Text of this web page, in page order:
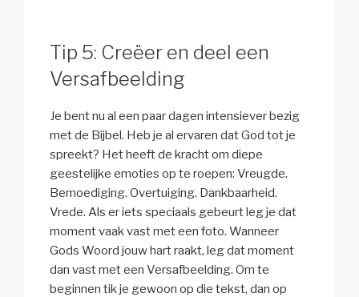
Tip 5: Creëer en deel een
Versafbeelding
Je bent nu al een paar dagen intensiever bezig
met de Bijbel. Heb je al ervaren dat God tot je
spreekt? Het heeft de kracht om diepe
geestelijke emoties op te roepen: Vreugde.
Bemoediging. Overtuiging. Dankbaarheid.
Vrede. Als er iets speciaals gebeurt leg je dat
moment vaak vast met een foto. Wanneer
Gods Woord jouw hart raakt, leg dat moment
dan vast met een Versafbeelding. Om te
beginnen tik je gewoon op die tekst, dan op